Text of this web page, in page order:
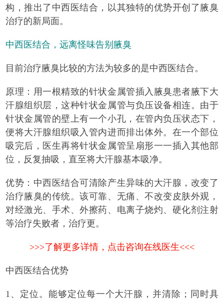
构，推出了中西医结合，以其独特的优势开创了腋臭
治疗的新局面。
中西医结合，远离怪味告别腋臭
目前治疗腋臭比较的方法为较多的是中西医结合。
原理：用一根精致的针状金属管插入腋臭患者腋下大
汗腺组织层，这种针状金属管与负压设备相连。由于
针状金属管的壁上有一个小孔，在管内负压状态下，
便将大汗腺组织吸入管内进而排出体外。在一个部位
吸完后，医生再将针状金属管呈扇形一一插入其他部
位，反复抽吸，直至将大汗腺基本吸净。
优势：中西医结合可清除产生异味的大汗腺，改变了
治疗腋臭的传统。该可靠、无痛、不改变皮肤外观，
对经激光、手术、外擦药、电离子烧灼、硬化剂注射
等治疗失败者，治疗更。
>>>了解更多详情，点击咨询在线医生<<<
中西医结合优势
1、定位。能够定位每一个大汗腺，并清除；同时具